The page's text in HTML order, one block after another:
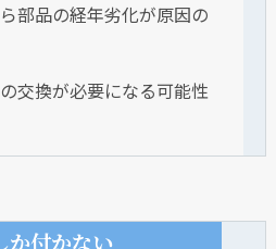
部品の経年劣化が原因の
交換が必要になる可能性
付かない